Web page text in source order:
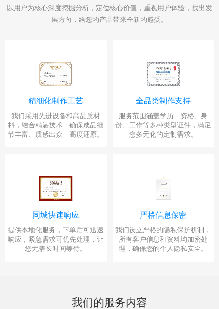
以用户为核心深度挖掘分析，定位核心价值，重视用户体验，找出发
展方向，给您的产品带来全新的感受。
精细化制作工艺
我们采用先进设备和高品质材
料，结合精湛技术，确保成品细
节丰富、质感出众，高度还原。
全品类制作支持
服务范围涵盖学历、资格、身
份、工作等多种类型证件，满足
您多元化的定制需求。
同城快速响应
提供本地化服务，下单后可迅速
响应，紧急需求可优先处理，让
您无需长时间等待。
严格信息保密
我们设立严格的隐私保护机制，
所有客户信息和资料均加密处
理，确保您的个人隐私安全。
我们的服务内容